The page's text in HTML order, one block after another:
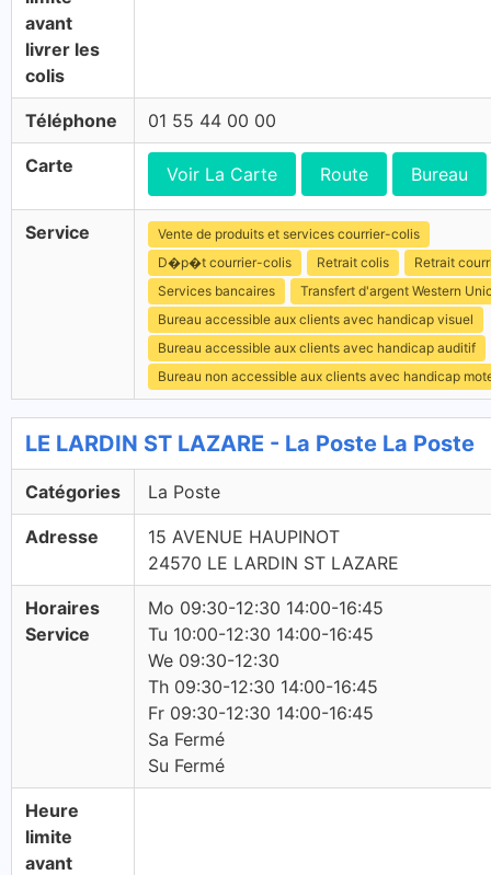
avant
livrer les
colis
Téléphone 01 55 44 00 00
Carte Voir La Carte Route Bureau
Service
Vente de produits et services courrier-colis
D�p�t courrier-colis
Retrait colis
Retrait
Services bancaires
Transfert d'argent Western
Bureau accessible aux clients avec handicap visuel
Bureau accessible aux clients avec handicap auditif
Bureau non accessible aux clients avec handicap
LE LARDIN ST LAZARE - La Poste La Poste
Catégories La Poste
Adresse
15 AVENUE HAUPINOT
24570 LE LARDIN ST LAZARE
Horaires
Service
Mo 09:30-12:30 14:00-16:45
Tu 10:00-12:30 14:00-16:45
We 09:30-12:30
Th 09:30-12:30 14:00-16:45
Fr 09:30-12:30 14:00-16:45
Sa Fermé
Su Fermé
Heure
limite
avant